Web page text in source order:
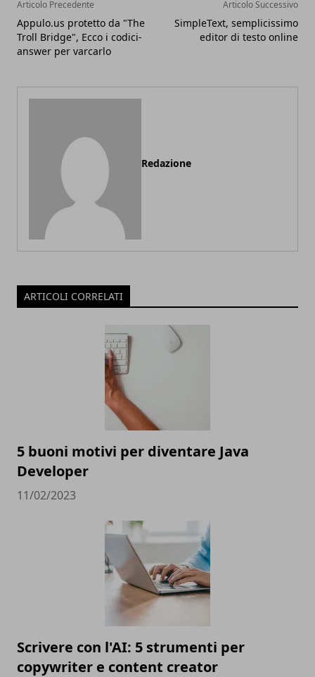
Articolo Precedente
Appulo.us protetto da "The
Troll Bridge", Ecco i codici-
answer per varcarlo
Articolo Successivo
SimpleText, semplicissimo
editor di testo online
Redazione
ARTICOLI CORRELATI
5 buoni motivi per diventare Java
Developer
11/02/2023
Scrivere con l'AI: 5 strumenti per
copywriter e content creator